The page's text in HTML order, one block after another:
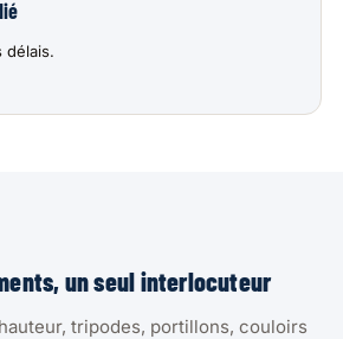
délais.
un seul interlocuteur
tripodes, portillons, couloirs